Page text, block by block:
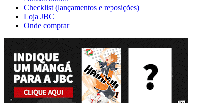
Checklist (lançamentos e reposições)
Loja JBC
Onde comprar